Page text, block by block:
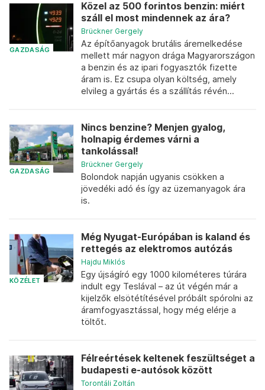
GAZDASÁG
Közel az 500 forintos benzin: miért
száll el most mindennek az ára?
Brückner Gergely
Az építőanyagok brutális áremelkedése
mellett már nagyon drága Magyarországon
a benzin és az ipari fogyasztók fizette
áram is. Ez csupa olyan költség, amely
elvileg a gyártás és a szállítás révén...
GAZDASÁG
Nincs benzine? Menjen gyalog,
holnapig érdemes várni a
tankolással!
Brückner Gergely
Bolondok napján ugyanis csökken a
jövedéki adó és így az üzemanyagok ára
is.
KÖZÉLET
Még Nyugat-Európában is kaland és
rettegés az elektromos autózás
Hajdu Miklós
Egy újságíró egy 1000 kilométeres túrára
indult egy Teslával – az út végén már a
kijelzők elsötétítésével próbált spórolni az
áramfogyasztással, hogy még elérje a
töltőt.
Félreértések keltenek feszültséget a
budapesti e-autósok között
Torontáli Zoltán